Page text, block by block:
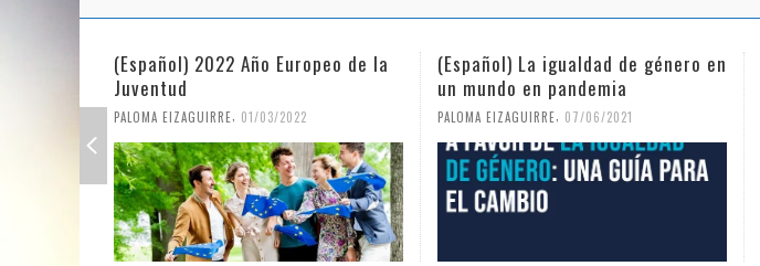
(Español) 2022 Año Europeo de la
Juventud
PALOMA EIZAGUIRRE 01/03/2022
(Español) La igualdad de género en
un mundo en pandemia
PALOMA EIZAGUIRRE 07/06/2021